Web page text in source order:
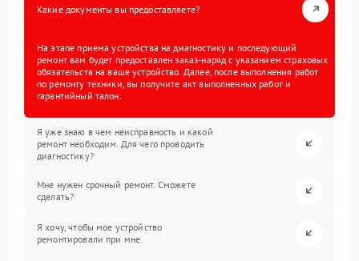
Какие документы вы предоставляете?
На этапе приема устройства на диагностику и последующий
ремонт вам будет предоставлен заказ-наряд с указанием страховых
обязательств на ваше устройство. Далее, после выполнения работ
по ремонту техники, вы получите акт выполненных работ и
гарантийный талон.
Я уже знаю в чем неисправность и какой
ремонт необходим. Для чего проводить
диагностику?
Мне нужен срочный ремонт. Сможете
сделать?
Я хочу, чтобы мое устройство
ремонтировали при мне.